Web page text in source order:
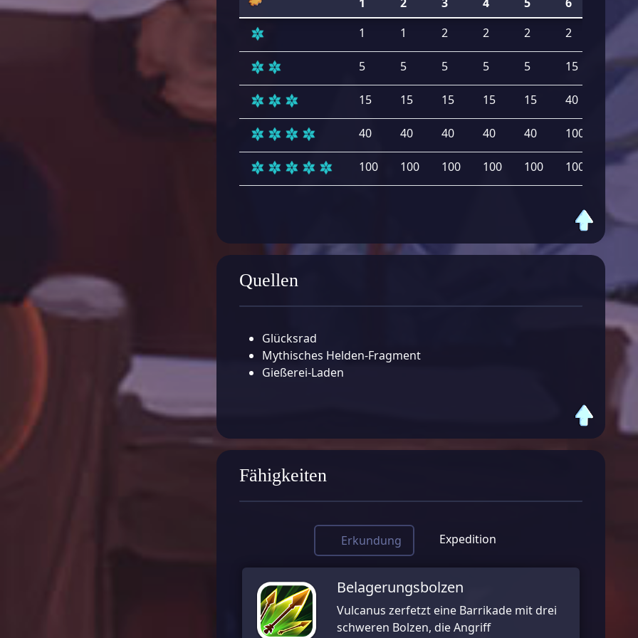
1
1 2 2 2 2 10
5 5 5 5 5 15
15 15 15 15 15 40 115
40 40 40 40 40 100 300
100 100 100 100 100 100 600
Quellen
Glücksrad
Mythisches Helden-Fragment
Gießerei-Laden
Fähigkeiten
Erkundung Expedition
Belagerungsbolzen
Vulcanus zerfetzt eine Barrikade mit drei
schweren Bolzen, die Angriff